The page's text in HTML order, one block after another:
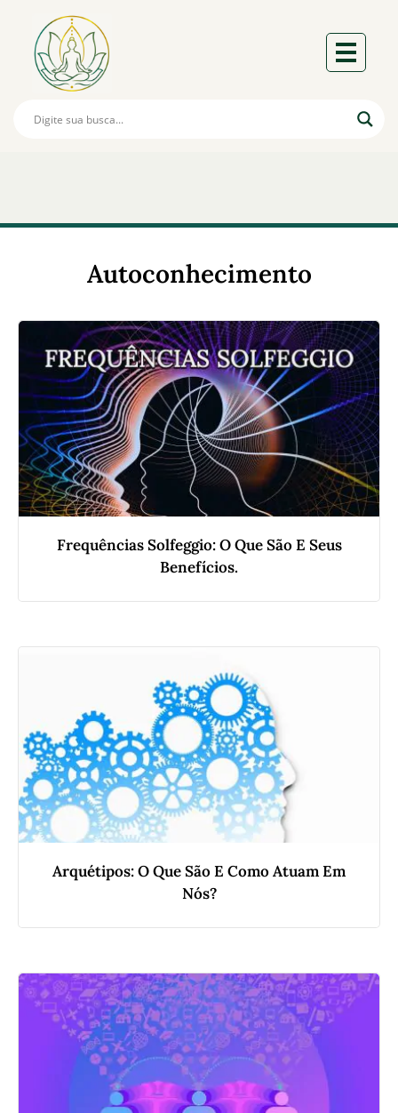
Autoconhecimento
Frequências Solfeggio: O Que São E Seus
Benefícios.
Arquétipos: O Que São E Como Atuam Em
Nós?